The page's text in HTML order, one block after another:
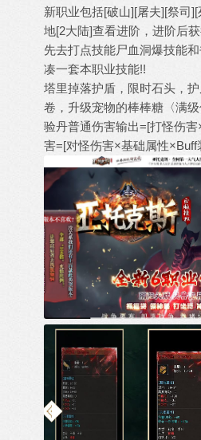
新职业包括[破山][屠夫][祭司
地[2大陆]查看进阶，进阶后
先去打点技能尸血洞爆技能
凑一套本职业技能!!
塔里掉落护盾，限时石头，
卷，升级宠物的棒棒糖〈满
验丹普通伤害输出=[打怪伤
害=[对怪伤害×基础属性×Buff